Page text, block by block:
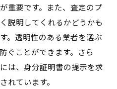
重要です。また、査定のプ
説明してくれるかどうかも
。透明性のある業者を選ぶ
ぐことができます。さら
は、身分証明書の提示を求
れています。